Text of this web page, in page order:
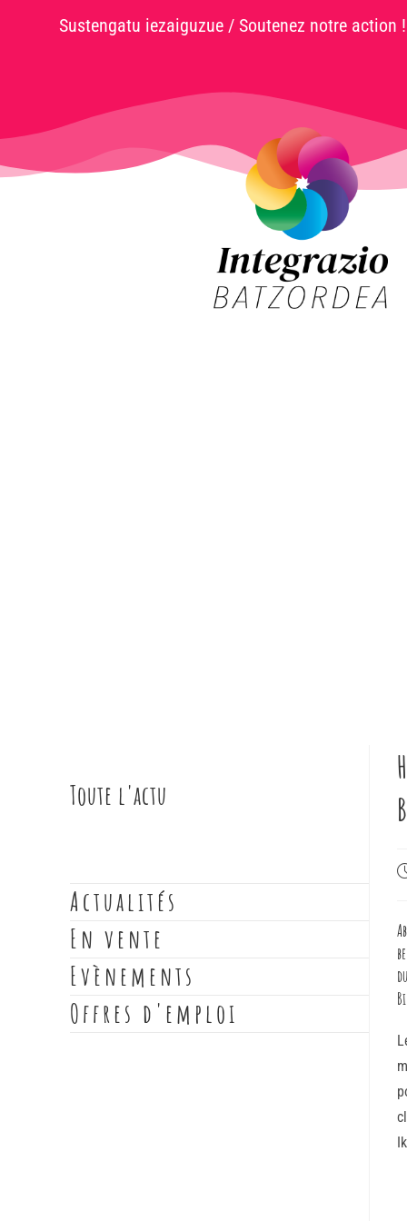
Sustengatu iezaiguzue / Soutenez notre action !
Toute l'actu
Actualités
En vente
Evènements
Offres d'emploi